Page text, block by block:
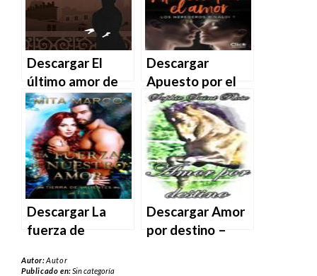
MOBI MOBI
Descargar El
último amor de
Arsène Lupin de
Maurice Leblanc
en EPUB | PDF |
MOBI
Descargar
Apuesto por el
amor – Moruena
Estringana en
EPUB | PDF |
MOBI
Descargar La
fuerza de
Mita Marco en
Descargar Amor
por destino –
Autor:Autor
Publicado en:Sin categoría